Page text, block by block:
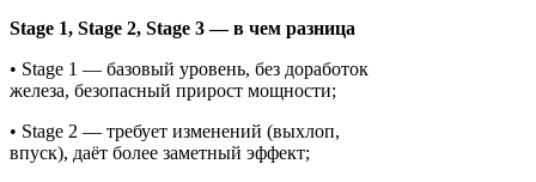
Stage 1, Stage 2, Stage 3 — в чем разница
• Stage 1 — базовый уровень, без доработок
железа, безопасный прирост мощности;
• Stage 2 — требует изменений (выхлоп,
впуск), даёт более заметный эффект;